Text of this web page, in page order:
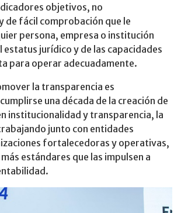
objetivos, no
de fácil comprobación que le
persona, empresa o institución
estatus jurídico y de las capacidades
para operar adecuadamente.
la transparencia es
una década de la creación de
institucionalidad y transparencia, la
junto con entidades
fortalecedoras y operativas,
estándares que las impulsen a